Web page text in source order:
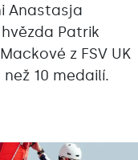
Anastasja
Patrik
z FSV UK
10 medailí.